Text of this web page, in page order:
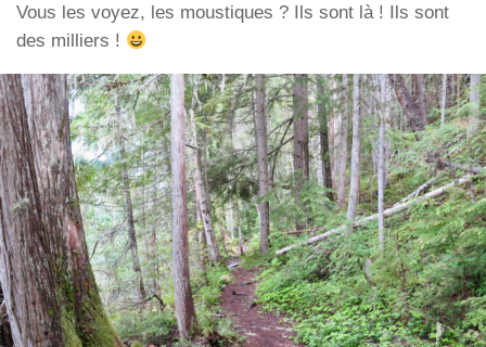
Vous les voyez, les moustiques ? Ils sont là ! Ils sont
des milliers !